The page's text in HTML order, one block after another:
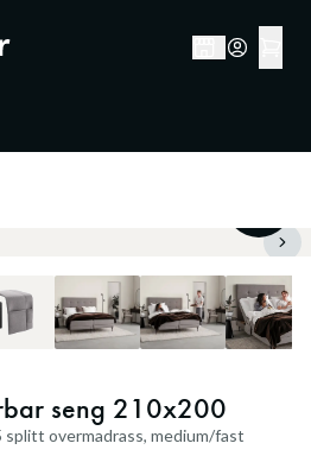
seng 210x200
overmadrass, medium/fast